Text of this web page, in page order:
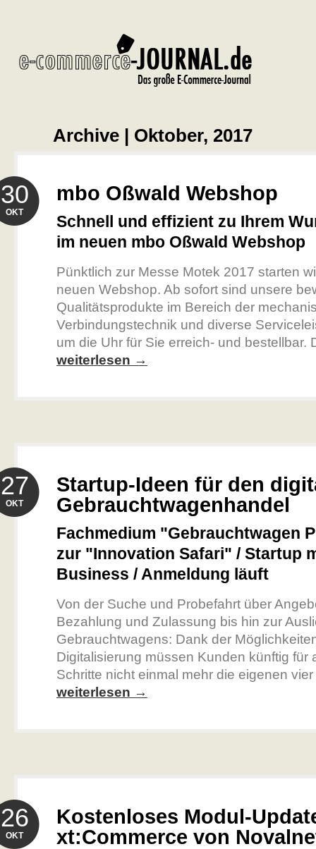
Archive | Oktober, 2017
mbo Oßwald Webshop
30
OKT
Schnell und effizient zu Ihrem
im neuen mbo Oßwald Webshop
Pünktlich zur Messe Motek 2017 starten
neuen Webshop. Ab sofort sind unsere
Qualitätsprodukte im Bereich der
Verbindungstechnik und diverse
um die Uhr für Sie erreich- und bestellbar.
weiterlesen →
Startup-Ideen für den
Gebrauchtwagenhandel
27
OKT
Fachmedium "Gebrauchtwagen
zur "Innovation Safari" / Startup
Business / Anmeldung läuft
Von der Suche und Probefahrt über
Bezahlung und Zulassung bis hin zur
Gebrauchtwagens: Dank der
Digitalisierung müssen Kunden künftig für
Schritte nicht einmal mehr die eigenen
weiterlesen →
Kostenloses Modul-
xt:Commerce von
26
OKT